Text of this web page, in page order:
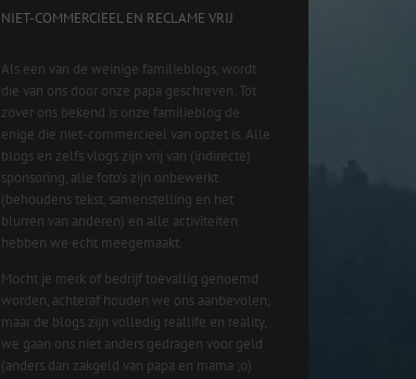
NIET-COMMERCIEEL EN RECLAME VRIJ
Als een van de weinige familieblogs, wordt
die van ons door onze papa geschreven. Tot
zover ons bekend is onze familieblog de
enige die niet-commercieel van opzet is. Alle
blogs en zelfs vlogs zijn vrij van (indirecte)
sponsoring, alle foto’s zijn onbewerkt
(behoudens tekst, samenstelling en het
blurren van anderen) en alle activiteiten
hebben we echt meegemaakt.
Mocht je merk of bedrijf toevallig genoemd
worden, achteraf houden we ons aanbevolen,
maar de blogs zijn volledig reallife en reality,
we gaan ons niet anders gedragen voor geld
(anders dan zakgeld van papa en mama ;o)